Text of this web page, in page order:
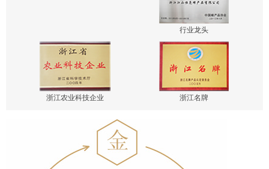
行业龙头
浙江农业科技企业 浙江名牌